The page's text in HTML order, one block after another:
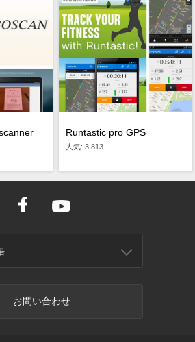
Runtastic pro GPS
人気: 3 813
お問い合わせ